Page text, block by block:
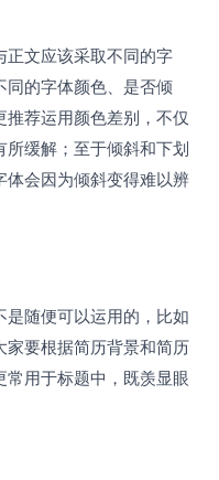
正文应该采取不同的字
同的字体颜色、是否倾
荐运用颜色差别，不仅
缓解；至于倾斜和下划
会因为倾斜变得难以辨
随便可以运用的，比如
要根据简历背景和简历
用于标题中，既羡显眼